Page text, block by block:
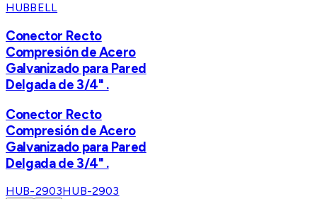
HUBBELL
Conector Recto
Compresión de Acero
Galvanizado para Pared
Delgada de 3/4" .
Conector Recto
Compresión de Acero
Galvanizado para Pared
Delgada de 3/4" .
HUB-2903HUB-2903